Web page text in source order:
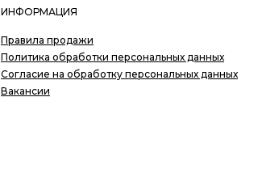
ИНФОРМАЦИЯ
Правила продажи
Политика обработки персональных данных
Согласие на обработку персональных данных
Вакансии